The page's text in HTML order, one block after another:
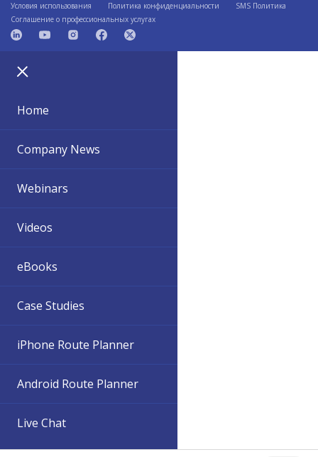
Условия использования Политика конфиденциальности
SMS Политика
Соглашение о профессиональных услугах
Home
Company News
Webinars
Videos
eBooks
Case Studies
iPhone Route Planner
Android Route Planner
Live Chat